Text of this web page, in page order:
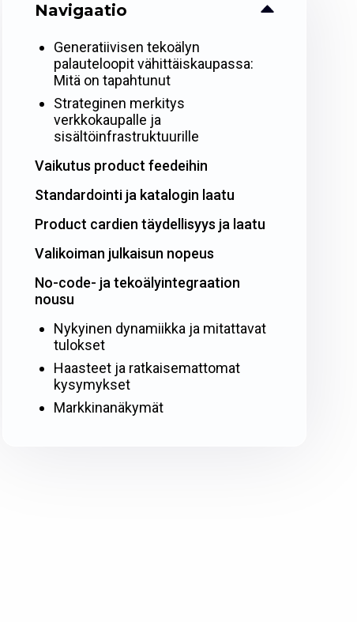
Navigaatio
Generatiivisen tekoälyn
palauteloopit vähittäiskaupassa:
Mitä on tapahtunut
Strateginen merkitys
verkkokaupalle ja
sisältöinfrastruktuurille
Vaikutus product feedeihin
Standardointi ja katalogin laatu
Product cardien täydellisyys ja laatu
Valikoiman julkaisun nopeus
No-code- ja tekoälyintegraation
nousu
Nykyinen dynamiikka ja mitattavat
tulokset
Haasteet ja ratkaisemattomat
kysymykset
Markkinanäkymät